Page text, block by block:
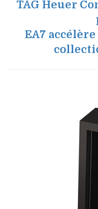
TAG Heuer
EA7